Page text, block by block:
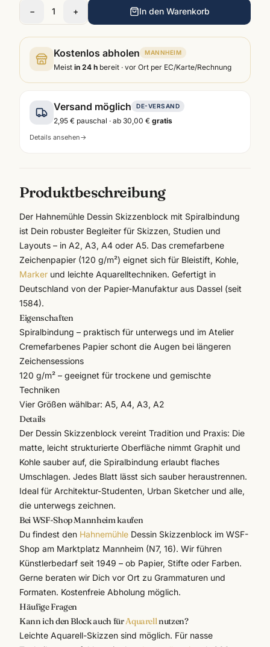
− 1 + In den Warenkorb
Kostenlos abholen MANNHEIM
Meist in 24 h bereit · vor Ort per EC/Karte/Rechnung
Versand möglich DE-VERSAND
2,95 € pauschal · ab 30,00 € gratis
Details ansehen→
Produktbeschreibung
Der Hahnemühle Dessin Skizzenblock mit Spiralbindung
ist Dein robuster Begleiter für Skizzen, Studien und
Layouts – in A2, A3, A4 oder A5. Das cremefarbene
Zeichenpapier (120 g/m²) eignet sich für Bleistift, Kohle,
Marker und leichte Aquarelltechniken. Gefertigt in
Deutschland von der Papier-Manufaktur aus Dassel (seit
1584).
Eigenschaften
Spiralbindung – praktisch für unterwegs und im Atelier
Cremefarbenes Papier schont die Augen bei längeren
Zeichensessions
120 g/m² – geeignet für trockene und gemischte
Techniken
Vier Größen wählbar: A5, A4, A3, A2
Details
Der Dessin Skizzenblock vereint Tradition und Praxis: Die
matte, leicht strukturierte Oberfläche nimmt Graphit und
Kohle sauber auf, die Spiralbindung erlaubt flaches
Umschlagen. Jedes Blatt lässt sich sauber heraustrennen.
Ideal für Architektur-Studenten, Urban Sketcher und alle,
die unterwegs zeichnen.
Bei WSF-Shop Mannheim kaufen
Du findest den Hahnemühle Dessin Skizzenblock im WSF-
Shop am Marktplatz Mannheim (N7, 16). Wir führen
Künstlerbedarf seit 1949 – ob Papier, Stifte oder Farben.
Gerne beraten wir Dich vor Ort zu Grammaturen und
Formaten. Kostenfreie Abholung möglich.
Häufige Fragen
Kann ich den Block auch fürAquarellnutzen?
Leichte Aquarell-Skizzen sind möglich. Für nasse